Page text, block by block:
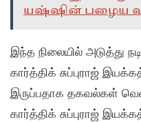
யஷ்ஷின் பழைய
இந்த நிலையில் அடுத்து
கார்த்திக் சுப்புராஜ்
இருப்பதாக தகவல்கள்
கார்த்திக் சுப்புராஜ்